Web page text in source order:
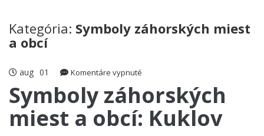
Kategória: Symboly záhorských miest
a obcí
aug 01 Komentáre vypnuté
záhorských
miest
a
Symboly záhorských
miest a obcí: Kuklov